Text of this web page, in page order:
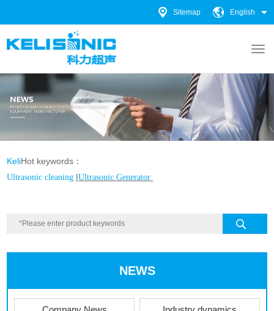
Sitemap English
KeliHot keywords：
Ultrasonic cleaning |Ultrasonic Generator
NEWS